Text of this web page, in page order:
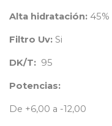
Alta hidratación: 45%
Filtro Uv: Si
DK/T: 95
Potencias:
De +6,00 a -12,00